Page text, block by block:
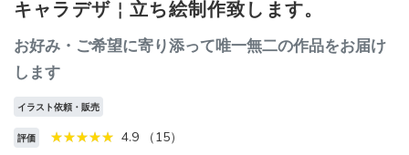
キャラデザ￤立ち絵制作致します。
お好み・ご希望に寄り添って唯一無二の作品をお届け
します
イラスト依頼・販売
評価
4.9 （15）